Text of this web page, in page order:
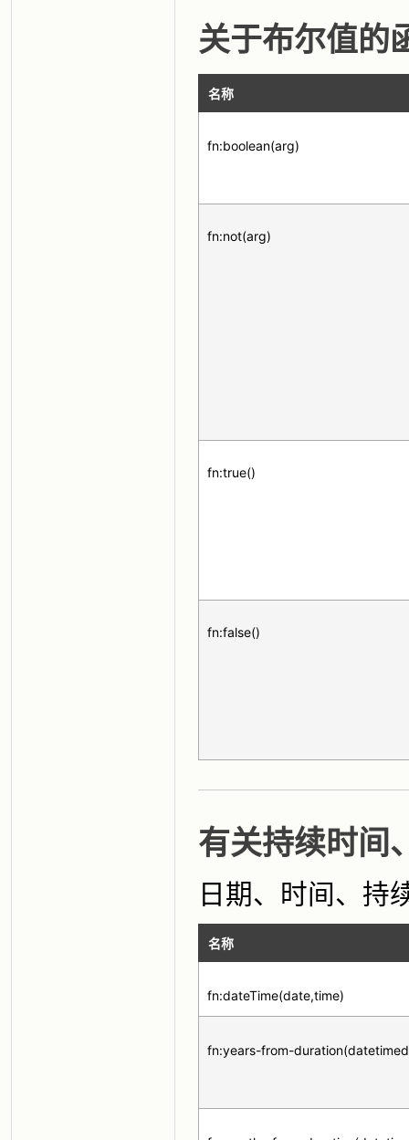
关于布尔值的
名称
fn:boolean(arg)
fn:not(arg)
fn:true()
fn:false()
有关持续时间
日期、时间、持
名称
fn:dateTime(date,time)
fn:years-from-